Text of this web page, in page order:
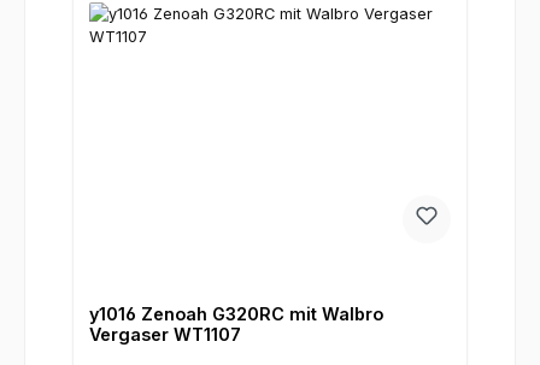
y1016 Zenoah G320RC mit Walbro
Vergaser WT1107